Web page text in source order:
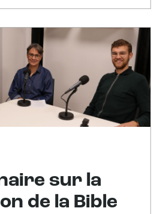
sur la
de la Bible